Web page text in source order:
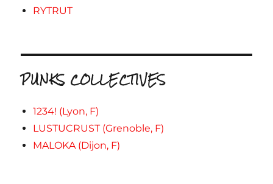
RYTRUT
PUNKS COLLECTIVES
1234! (Lyon, F)
LUSTUCRUST (Grenoble, F)
MALOKA (Dijon, F)